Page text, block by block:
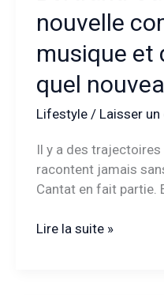
nouvelle
musique et
quel
Lifestyle/ Laisser
Il y a des
racontent jamais
Cantat en fait partie.
Bertrand
Lire la suite »